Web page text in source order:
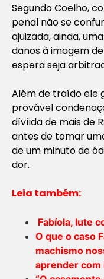
Segundo Coelho,
penal não se
ajuizada, ainda,
danos à imagem
espera seja
Além de traído ele
provável
dívíida de mais de
antes de tomar
de um minuto de
dor.
Leia também:
Fabíola, lute
O que o caso
machismo
aprender com